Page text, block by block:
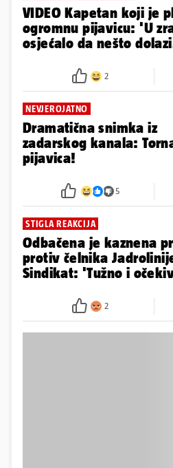
VIDEO Kapetan koji je
ogromnu pijavicu: 'U
osjećalo da nešto
2
NEVJEROJATNO
Dramatična snimka iz
zadarskog kanala:
pijavica!
5
STIGLA REAKCIJA
Odbačena je kaznena
protiv čelnika
Sindikat: 'Tužno i
2